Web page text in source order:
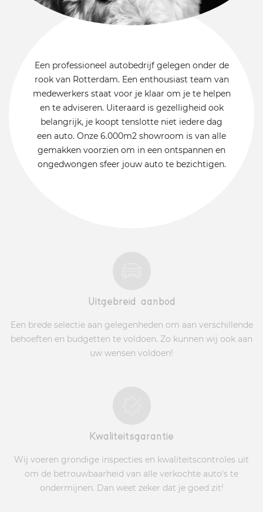
Een professioneel autobedrijf gelegen onder de
rook van Rotterdam. Een enthousiast team van
medewerkers staat voor je klaar om je te helpen
en te adviseren. Uiteraard is gezelligheid ook
belangrijk, je koopt tenslotte niet iedere dag
een auto. Onze 6.000m2 showroom is van alle
gemakken voorzien om in een ontspannen en
ongedwongen sfeer jouw auto te bezichtigen.
Uitgebreid aanbod
Een brede selectie aan gelegenheden om aan verschillende
behoeften en budgetten te voldoen. Zo kunnen wij ook aan
uw wensen voldoen!
Kwaliteitsgarantie
Wij voeren grondige inspecties en kwaliteitscontroles uit
om de betrouwbaarheid van alle verkochte auto's te
ondermijnen. Dan weet zeker dat je goed zit!